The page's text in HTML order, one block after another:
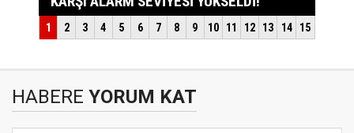
HABERE YORUM KAT